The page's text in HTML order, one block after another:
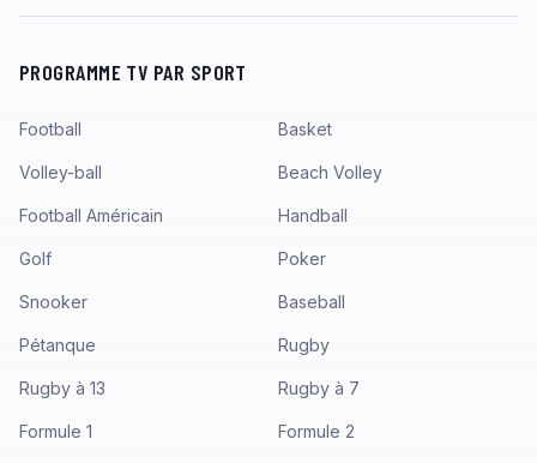
PROGRAMME TV PAR SPORT
Football Basket
Volley-ball Beach Volley
Football Américain Handball
Golf Poker
Snooker Baseball
Pétanque Rugby
Rugby à 13 Rugby à 7
Formule 1 Formule 2